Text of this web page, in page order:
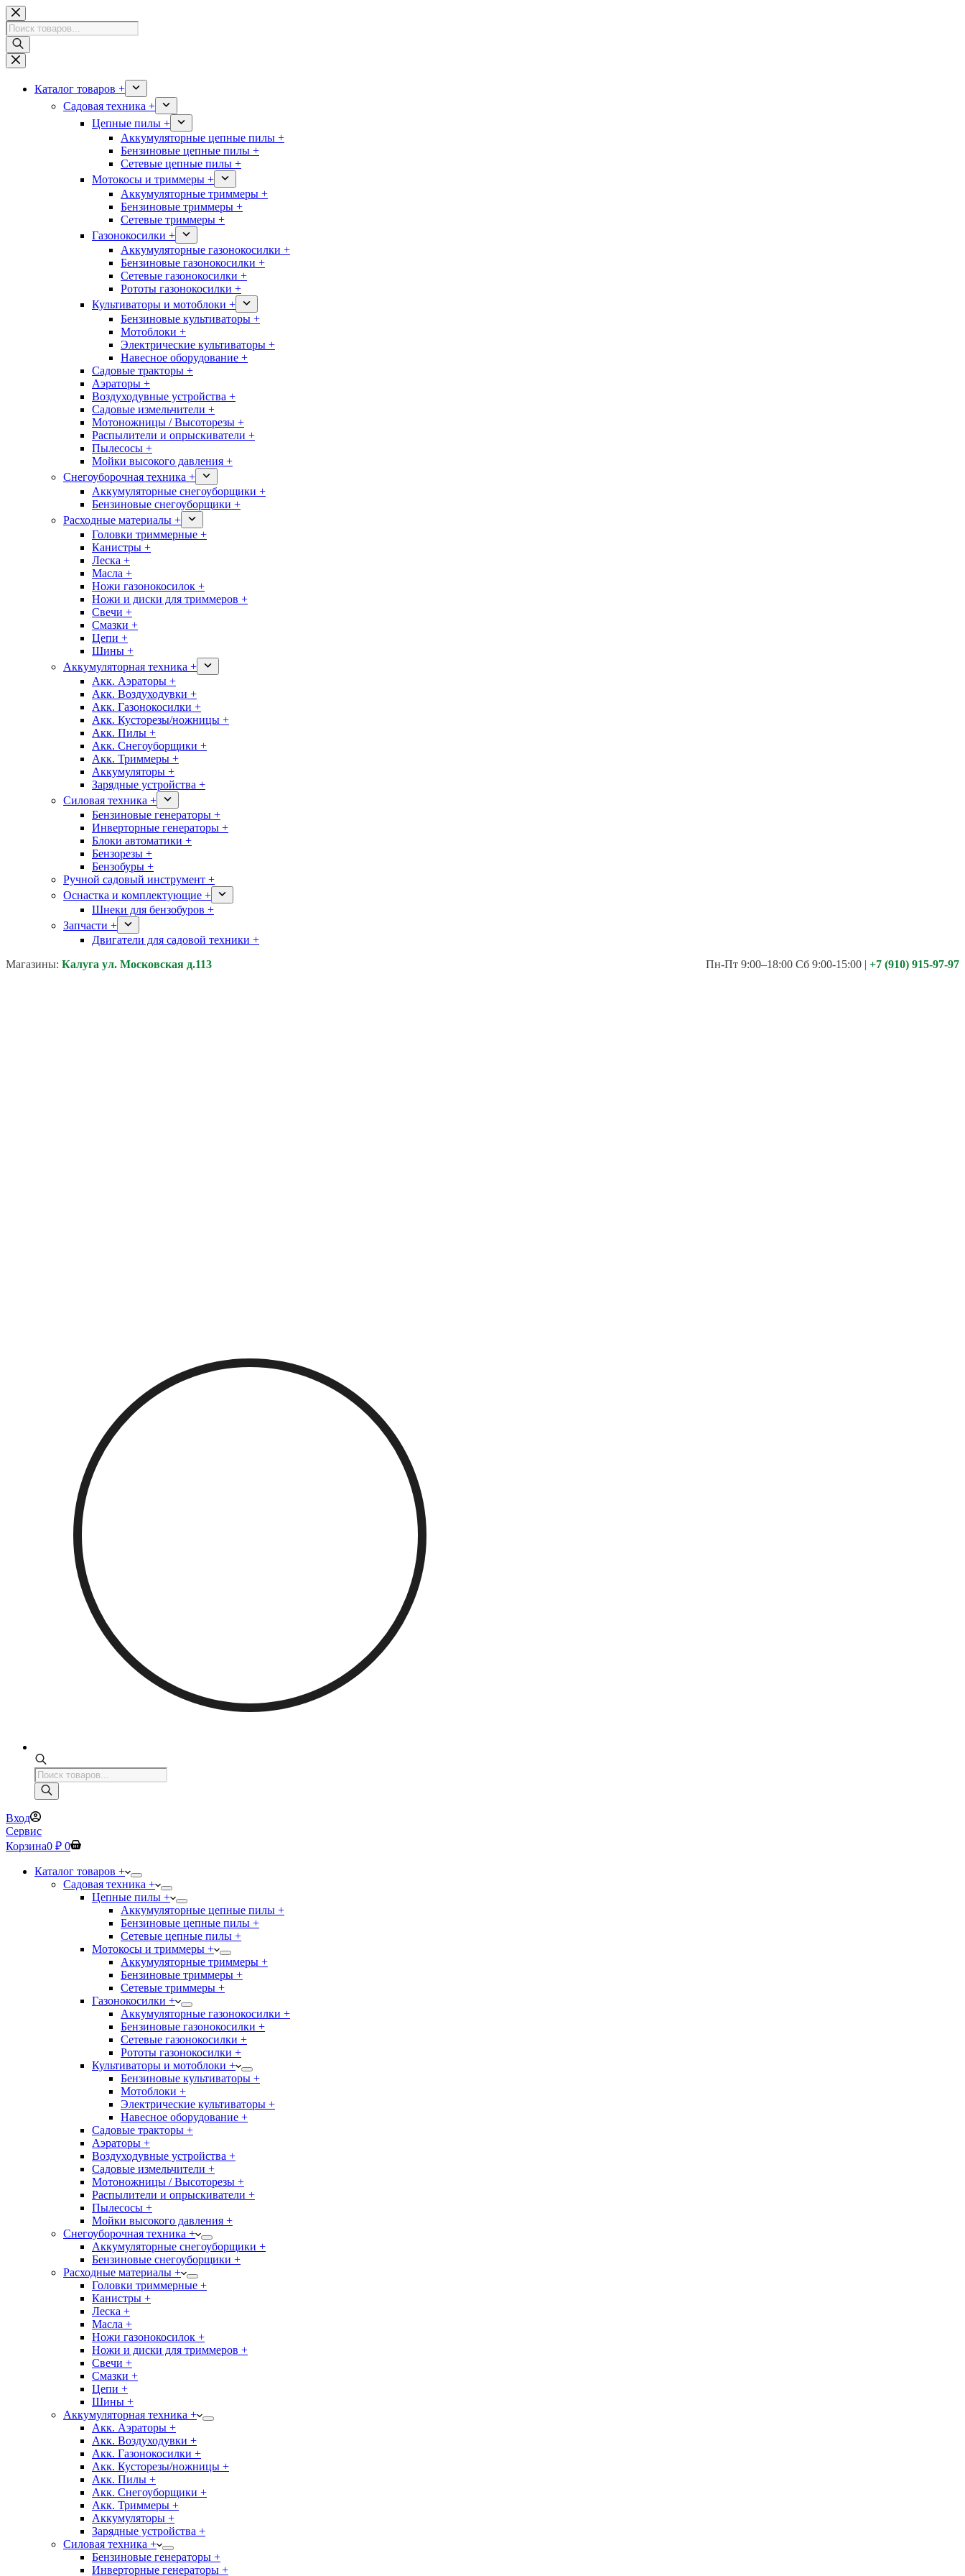
Перейти
к
сути
Поиск
товаров
Каталог товаров +
Садовая техника +
Цепные пилы +
Аккумуляторные цепные пилы +
Бензиновые цепные пилы +
Сетевые цепные пилы +
Мотокосы и триммеры +
Аккумуляторные триммеры +
Бензиновые триммеры +
Сетевые триммеры +
Газонокосилки +
Аккумуляторные газонокосилки +
Бензиновые газонокосилки +
Сетевые газонокосилки +
Рототы газонокосилки +
Культиваторы и мотоблоки +
Бензиновые культиваторы +
Мотоблоки +
Электрические культиваторы +
Навесное оборудование +
Садовые тракторы +
Аэраторы +
Воздуходувные устройства +
Садовые измельчители +
Мотоножницы / Высоторезы +
Распылители и опрыскиватели +
Пылесосы +
Мойки высокого давления +
Снегоуборочная техника +
Аккумуляторные снегоуборщики +
Бензиновые снегоуборщики +
Расходные материалы +
Головки триммерные +
Канистры +
Леска +
Масла +
Ножи газонокосилок +
Ножи и диски для триммеров +
Свечи +
Смазки +
Цепи +
Шины +
Аккумуляторная техника +
Акк. Аэраторы +
Акк. Воздуходувки +
Акк. Газонокосилки +
Акк. Кусторезы/ножницы +
Акк. Пилы +
Акк. Снегоуборщики +
Акк. Триммеры +
Аккумуляторы +
Зарядные устройства +
Силовая техника +
Бензиновые генераторы +
Инверторные генераторы +
Блоки автоматики +
Бензорезы +
Бензобуры +
Ручной садовый инструмент +
Оснастка и комплектующие +
Шнеки для бензобуров +
Запчасти +
Двигатели для садовой техники +
Магазины: Калуга ул. Московская д.113 Пн-Пт 9:00–18:00 Сб 9:00-15:00 | +7 (910) 915-97-97
Поиск
товаров
Вход
Сервис
Корзина0 ₽ 0
Каталог товаров +
Садовая техника +
Цепные пилы +
Аккумуляторные цепные пилы +
Бензиновые цепные пилы +
Сетевые цепные пилы +
Мотокосы и триммеры +
Аккумуляторные триммеры +
Бензиновые триммеры +
Сетевые триммеры +
Газонокосилки +
Аккумуляторные газонокосилки +
Бензиновые газонокосилки +
Сетевые газонокосилки +
Рототы газонокосилки +
Культиваторы и мотоблоки +
Бензиновые культиваторы +
Мотоблоки +
Электрические культиваторы +
Навесное оборудование +
Садовые тракторы +
Аэраторы +
Воздуходувные устройства +
Садовые измельчители +
Мотоножницы / Высоторезы +
Распылители и опрыскиватели +
Пылесосы +
Мойки высокого давления +
Снегоуборочная техника +
Аккумуляторные снегоуборщики +
Бензиновые снегоуборщики +
Расходные материалы +
Головки триммерные +
Канистры +
Леска +
Масла +
Ножи газонокосилок +
Ножи и диски для триммеров +
Свечи +
Смазки +
Цепи +
Шины +
Аккумуляторная техника +
Акк. Аэраторы +
Акк. Воздуходувки +
Акк. Газонокосилки +
Акк. Кусторезы/ножницы +
Акк. Пилы +
Акк. Снегоуборщики +
Акк. Триммеры +
Аккумуляторы +
Зарядные устройства +
Силовая техника +
Бензиновые генераторы +
Инверторные генераторы +